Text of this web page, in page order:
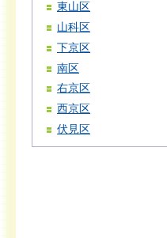
東山区
山科区
下京区
南区
右京区
西京区
伏見区